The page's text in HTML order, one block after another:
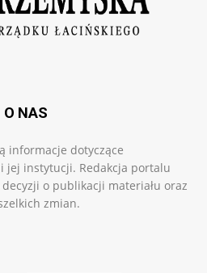
O NAS
informacje dotyczące
jej instytucji. Redakcja portalu
o publikacji materiału oraz
zmian.